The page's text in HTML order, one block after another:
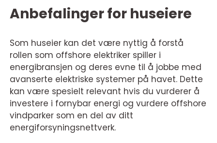
Anbefalinger for huseiere
Som huseier kan det være nyttig å forstå
rollen som offshore elektriker spiller i
energibransjen og deres evne til å jobbe med
avanserte elektriske systemer på havet. Dette
kan være spesielt relevant hvis du vurderer å
investere i fornybar energi og vurdere offshore
vindparker som en del av ditt
energiforsyningsnettverk.